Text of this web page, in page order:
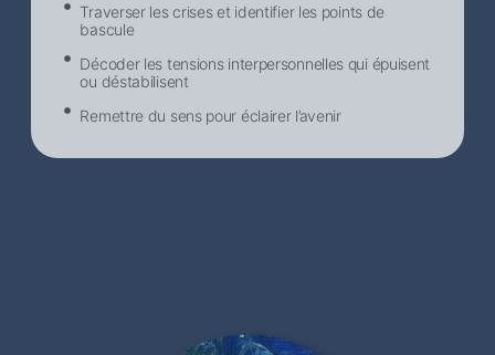
Traverser les crises et identifier les points de
bascule
Décoder les tensions interpersonnelles qui épuisent
ou déstabilisent
Remettre du sens pour éclairer l’avenir